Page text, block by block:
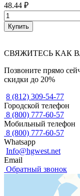
48.44 ₽
Купить
СВЯЖИТЕСЬ КАК
Позвоните прямо
скидки до 20%
8 (812) 309-54-77
Городской телефон
8 (800) 777-60-57
Мобильный телефон
8 (800) 777-60-57
Whatsapp
Info@hgwest.net
Email
Обратный звонок